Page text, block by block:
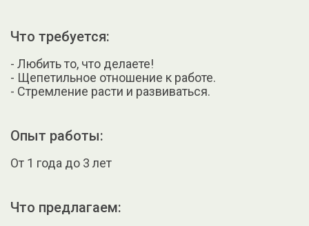
Что требуется:
- Любить то, что делаете!
- Щепетильное отношение к работе.
- Стремление расти и развиваться.
Опыт работы:
От 1 года до 3 лет
Что предлагаем: